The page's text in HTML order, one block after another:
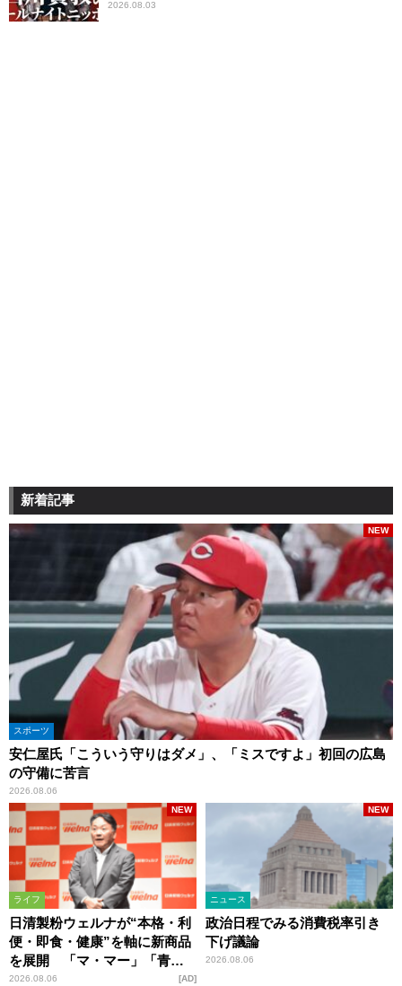
2026.08.03
新着記事
スポーツ
安仁屋氏「こういう守りはダメ」、「ミスですよ」初回の広島
の守備に苦言
2026.08.06
NEW
ライフ
日清製粉ウェルナが“本格・利
便・即食・健康”を軸に新商品
を展開 「マ・マー」「青の
洞窟」ブランドを強化
2026.08.06
NEW
AD
ニュース
政治日程でみる消費税率引き
下げ議論
2026.08.06
NEW